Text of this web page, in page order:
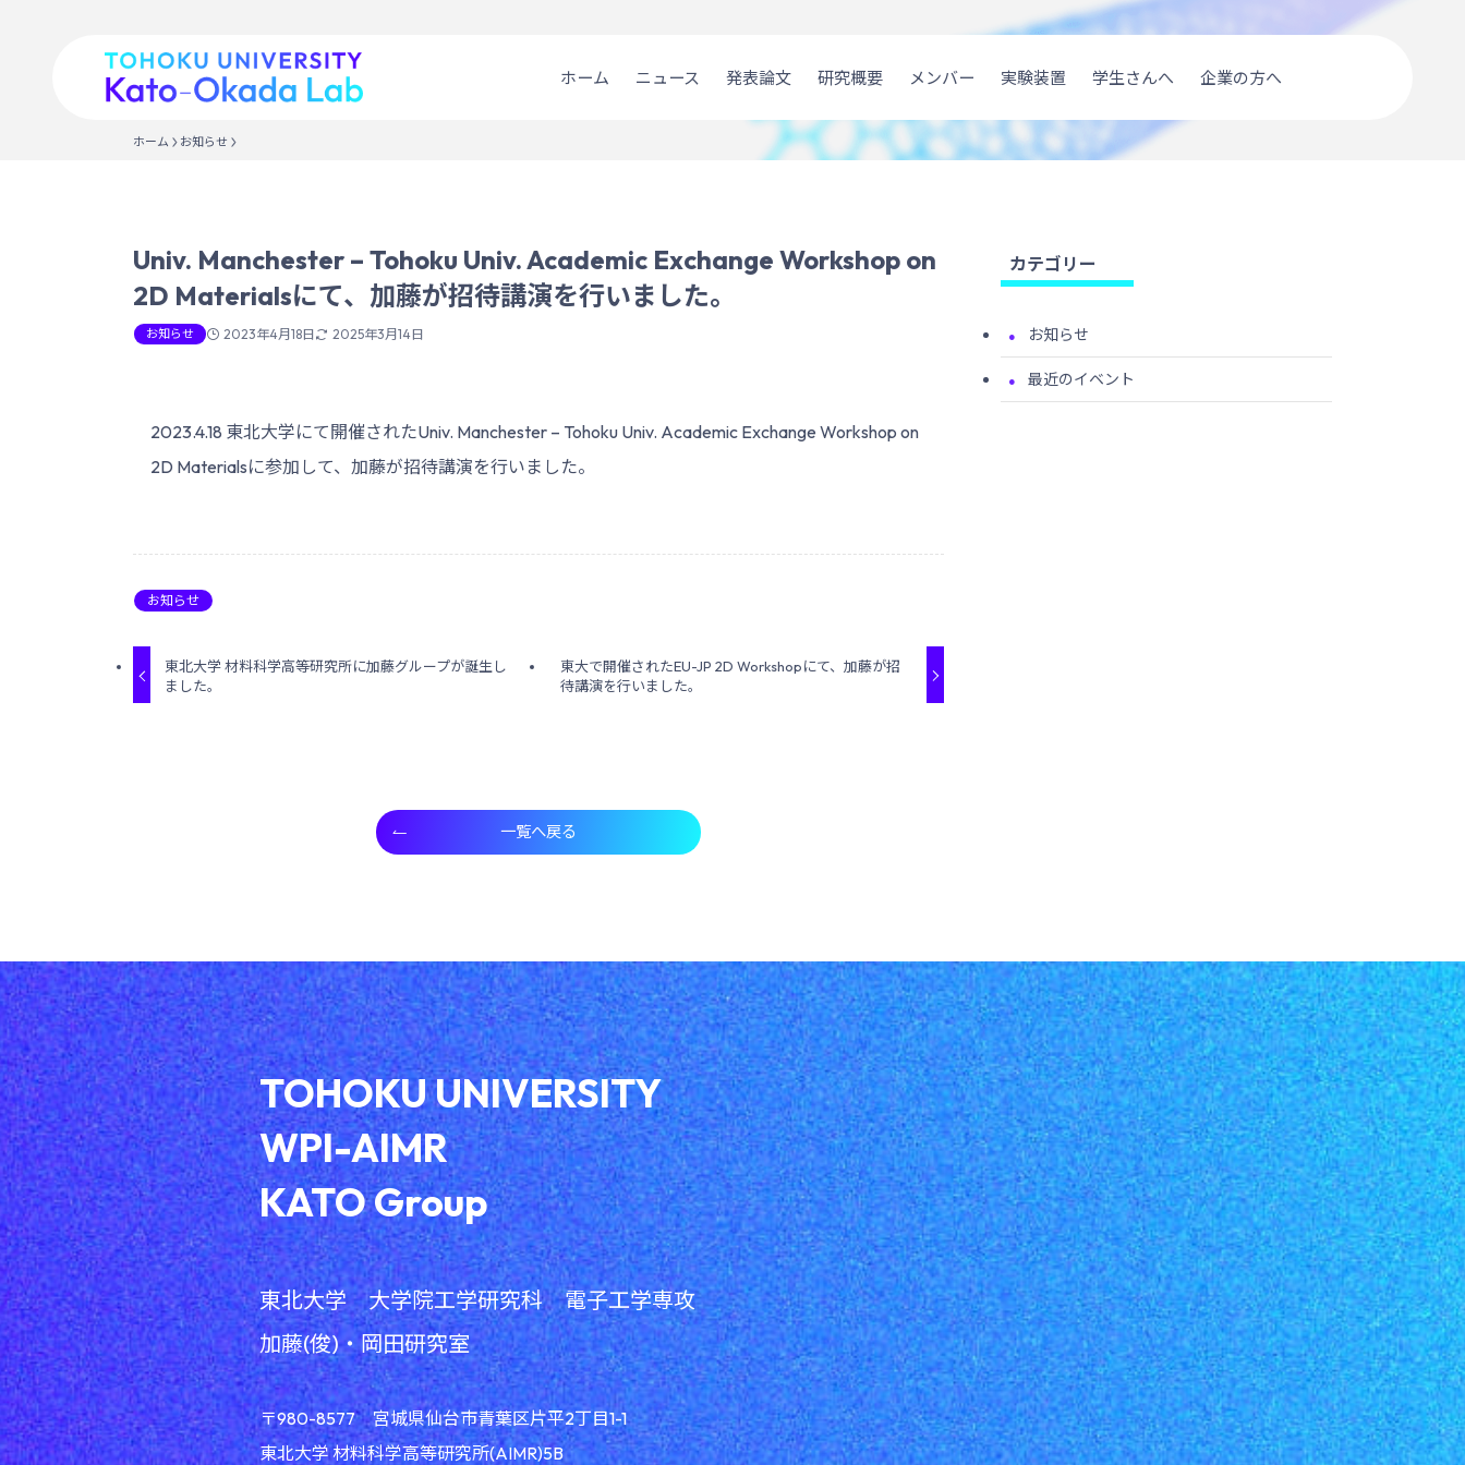
ホーム ニュース 発表論文 研究概要 メンバー 実験装置 学生さんへ 企業の方へ
ホーム お知らせ
Univ. Manchester – Tohoku Univ. Academic Exchange Workshop on
2D Materialsにて、加藤が招待講演を行いました。
お知らせ 2023年4月18日 2025年3月14日
2023.4.18 東北大学にて開催されたUniv. Manchester – Tohoku Univ. Academic Exchange Workshop on
2D Materialsに参加して、加藤が招待講演を行いました。
お知らせ
東北大学 材料科学高等研究所に加藤グループが誕生し
ました。
東大で開催されたEU-JP 2D Workshopにて、加藤が招
待講演を行いました。
一覧へ戻る
カテゴリー
お知らせ
最近のイベント
TOHOKU UNIVERSITY
WPI-AIMR
KATO Group
東北大学 大学院工学研究科 電子工学専攻
加藤(俊)・岡田研究室
〒980-8577 宮城県仙台市青葉区片平2丁目1-1
東北大学 材料科学高等研究所(AIMR)5B